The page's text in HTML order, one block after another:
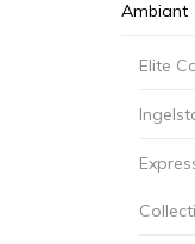
Ambiant
Elite